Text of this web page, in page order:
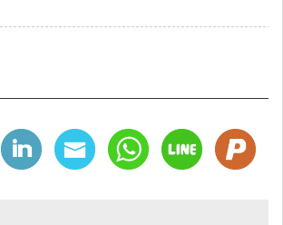
堂課(含共同科目總複習)
預計為
本次課程適用之考試結束後服務期限